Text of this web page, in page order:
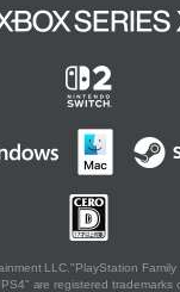
LLC."PlayStation
are registered trademarks